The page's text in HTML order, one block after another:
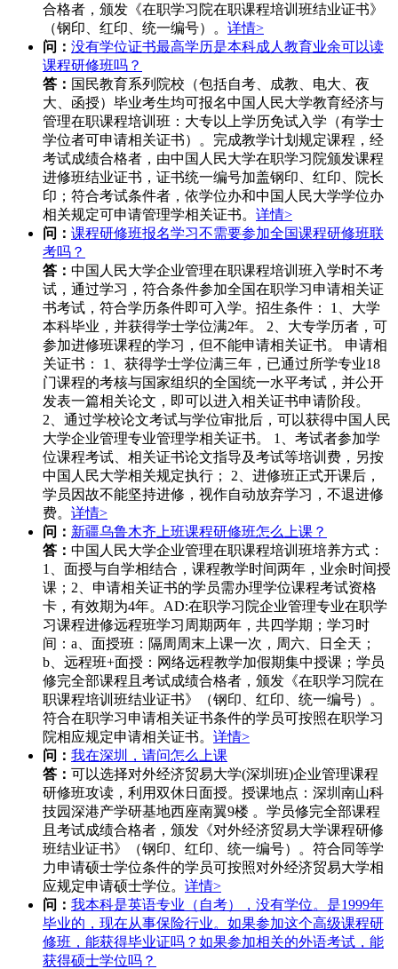
合格者，颁发《在职学习院在职课程培训班结业证书》
（钢印、红印、统一编号）。 详情>
问： 没有学位证书最高学历是本科成人教育业余可以读
课程研修班吗？
答： 国民教育系列院校（包括自考、成教、电大、夜
大、函授）毕业考生均可报名中国人民大学教育经济与
管理在职课程培训班：大专以上学历免试入学（有学士
学位者可申请相关证书）。完成教学计划规定课程，经
考试成绩合格者，由中国人民大学在职学习院颁发课程
进修班结业证书，证书统一编号加盖钢印、红印、院长
印；符合考试条件者，依学位办和中国人民大学学位办
相关规定可申请管理学相关证书。 详情>
问： 课程研修班报名学习不需要参加全国课程研修班联
考吗？
答： 中国人民大学企业管理在职课程培训班入学时不考
试，通过学习，符合条件参加全国在职学习申请相关证
书考试，符合学历条件即可入学。招生条件： 1、大学
本科毕业，并获得学士学位满2年。 2、大专学历者，可
参加进修班课程的学习，但不能申请相关证书。 申请相
关证书： 1、获得学士学位满三年，已通过所学专业18
门课程的考核与国家组织的全国统一水平考试，并公开
发表一篇相关论文，即可以进入相关证书申请阶段。
2、通过学校论文考试与学位审批后，可以获得中国人民
大学企业管理专业管理学相关证书。 1、考试者参加学
位课程考试、相关证书论文指导及考试等培训费，另按
中国人民大学相关规定执行； 2、进修班正式开课后，
学员因故不能坚持进修，视作自动放弃学习，不退进修
费。 详情>
问： 新疆乌鲁木齐上班课程研修班怎么上课？
答： 中国人民大学企业管理在职课程培训班培养方式：
1、面授与自学相结合，课程教学时间两年，业余时间授
课；2、申请相关证书的学员需办理学位课程考试资格
卡，有效期为4年。AD:在职学习院企业管理专业在职学
习课程进修远程班学习周期两年，共四学期；学习时
间：a、面授班：隔周周末上课一次，周六、日全天；
b、远程班+面授：网络远程教学加假期集中授课；学员
修完全部课程且考试成绩合格者，颁发《在职学习院在
职课程培训班结业证书》（钢印、红印、统一编号）。
符合在职学习申请相关证书条件的学员可按照在职学习
院相应规定申请相关证书。 详情>
问： 我在深圳，请问怎么上课
答： 可以选择对外经济贸易大学(深圳班)企业管理课程
研修班攻读，利用双休日面授。授课地点：深圳南山科
技园深港产学研基地西座南翼9楼 。学员修完全部课程
且考试成绩合格者，颁发《对外经济贸易大学课程研修
班结业证书》（钢印、红印、统一编号）。符合同等学
力申请硕士学位条件的学员可按照对外经济贸易大学相
应规定申请硕士学位。 详情>
问： 我本科是英语专业（自考），没有学位。是1999年
毕业的，现在从事保险行业。如果参加这个高级课程研
修班，能获得毕业证吗？如果参加相关的外语考试，能
获得硕士学位吗？